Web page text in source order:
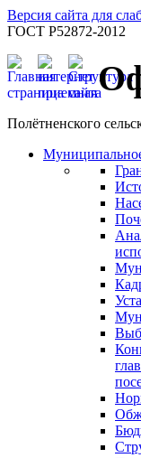
Версия сайта для
ГОСТ Р52872-2012
Полётненского